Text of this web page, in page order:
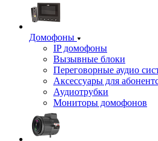
Домофоны
IP домофоны
Вызывные блоки
Переговорные аудио
Аксессуары для
Аудиотрубки
Мониторы домофонов